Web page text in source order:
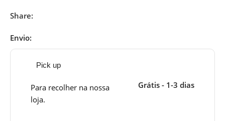
Share:
Envio:
Pick up
Para recolher na nossa
loja.
Grátis - 1-3 dias